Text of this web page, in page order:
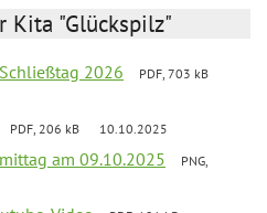
Kita "Glückspilz"
2026
PDF, 703 kB
PDF, 206 kB 10.10.2025
am 09.10.2025
PNG,